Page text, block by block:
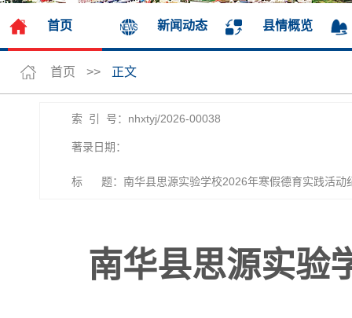
首页 新闻动态 县情概览
首页 >> 正文
索 引 号：nhxtyj/2026-00038
著录日期：
标 题：南华县思源实验学校2026年寒假德育实践活动
南华县思源实验